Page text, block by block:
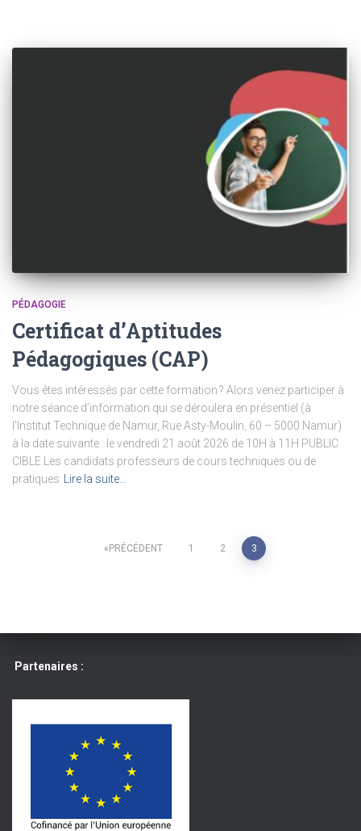
PÉDAGOGIE
Certificat d’Aptitudes
Pédagogiques (CAP)
Vous êtes intéressés par cette formation ? Alors venez participer à
notre séance d’information qui se déroulera en présentiel (à
l’Institut Technique de Namur, Rue Asty-Moulin, 60 – 5000 Namur)
à la date suivante : le vendredi 21 août 2026 de 10H à 11H PUBLIC
CIBLE Les candidats professeurs de cours techniques ou de
pratiques Lire la suite…
PaginationPRÉCÉDENT 1 2 3
Partenaires :